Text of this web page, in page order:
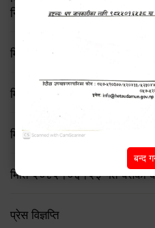
निर्णय
मिति २०८२/८/२१ गते बसेको ७६ औँ
मिति २०८२/८/११ गते बसेको ७५ औँ
मिति २०८२/७/१९ गते बसेको ७४ औँ
मिति २०८२।०६।२३ गते बसेको
प्रेस विज्ञप्ति
बन्द